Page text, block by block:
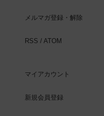
メルマガ登録・解除
RSS / ATOM
マイアカウント
新規会員登録